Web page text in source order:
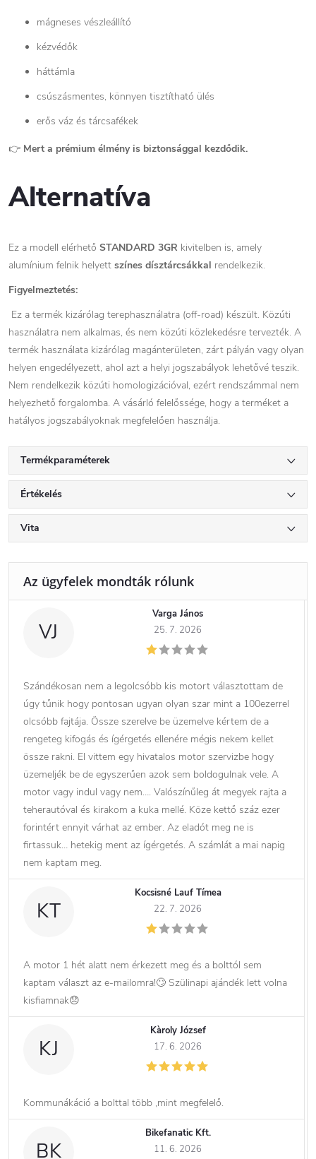
mágneses vészleállító
kézvédők
háttámla
csúszásmentes, könnyen tisztítható ülés
erős váz és tárcsafékek
👉 Mert a prémium élmény is biztonsággal kezdődik.
Alternatíva
Ez a modell elérhető STANDARD 3GR kivitelben is, amely
alumínium felnik helyett színes dísztárcsákkal rendelkezik.
Figyelmeztetés:
Ez a termék kizárólag terephasználatra (off-road) készült. Közúti
használatra nem alkalmas, és nem közúti közlekedésre tervezték. A
termék használata kizárólag magánterületen, zárt pályán vagy olyan
helyen engedélyezett, ahol azt a helyi jogszabályok lehetővé teszik.
Nem rendelkezik közúti homologizációval, ezért rendszámmal nem
helyezhető forgalomba. A vásárló felelőssége, hogy a terméket a
hatályos jogszabályoknak megfelelően használja.
Termékparaméterek
Értékelés
Vita
VJ
Varga János
25. 7. 2026
Szándékosan nem a legolcsóbb kis motort választottam de
úgy tűnik hogy pontosan ugyan olyan szar mint a 100ezerrel
olcsóbb fajtája. Össze szerelve be üzemelve kértem de a
rengeteg kifogás és ígérgetés ellenére mégis nekem kellet
össze rakni. El vittem egy hivatalos motor szervizbe hogy
üzemeljék be de egyszerűen azok sem boldogulnak vele. A
motor vagy indul vagy nem…. Valószínűleg át megyek rajta a
teherautóval és kirakom a kuka mellé. Köze kettő száz ezer
forintért ennyit várhat az ember. Az eladót meg ne is
firtassuk… hetekig ment az ígérgetés. A számlát a mai napig
nem kaptam meg.
KT
Kocsisné Lauf Tímea
22. 7. 2026
A motor 1 hét alatt nem érkezett meg és a bolttól sem
kaptam választ az e-mailomra!🙄 Szülinapi ajándék lett volna
kisfiamnak😞
KJ
Kàroly József
17. 6. 2026
Kommunákáció a bolttal több ,mint megfelelő.
BK
Bikefanatic Kft.
11. 6. 2026